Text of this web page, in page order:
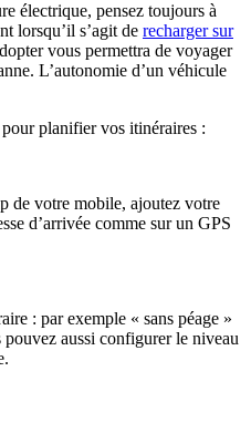
électrique, pensez toujours à
lorsqu’il s’agit de recharger sur
vous permettra de voyager
L’autonomie d’un véhicule
planifier vos itinéraires :
de votre mobile, ajoutez votre
d’arrivée comme sur un GPS
: par exemple « sans péage »
aussi configurer le niveau